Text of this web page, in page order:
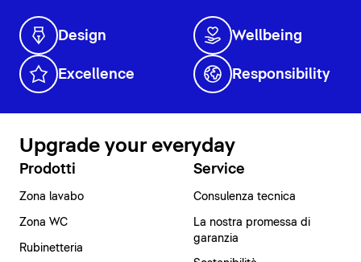
Design Wellbeing
Excellence Responsibility
Upgrade your everyday
Prodotti
Zona lavabo
Zona WC
Rubinetteria
Service
Consulenza tecnica
La nostra promessa di
garanzia